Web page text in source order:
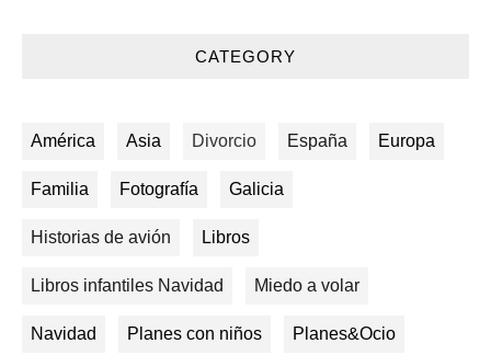
CATEGORY
América Asia Divorcio España Europa
Familia Fotografía Galicia
Historias de avión Libros
Libros infantiles Navidad Miedo a volar
Navidad Planes con niños Planes&Ocio